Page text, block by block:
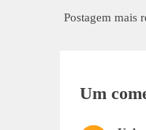
Postagem mais
Um